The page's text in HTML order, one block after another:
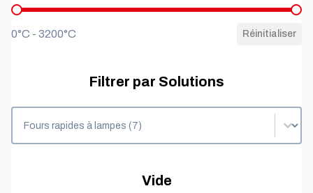
Température
0°C - 3200°C Réinitialiser
Filtrer par Solutions
Vide